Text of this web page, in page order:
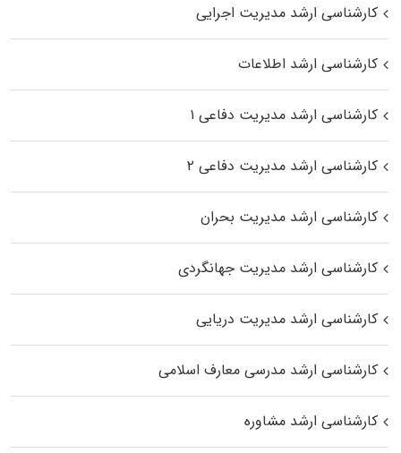
کارشناسی ارشد مدیریت اجرایی
کارشناسی ارشد اطلاعات
کارشناسی ارشد مدیریت دفاعی ۱
کارشناسی ارشد مدیریت دفاعی ۲
کارشناسی ارشد مدیریت بحران
کارشناسی ارشد مدیریت جهانگردی
کارشناسی ارشد مدیریت دریایی
کارشناسی ارشد مدرسی معارف اسلامی
کارشناسی ارشد مشاوره